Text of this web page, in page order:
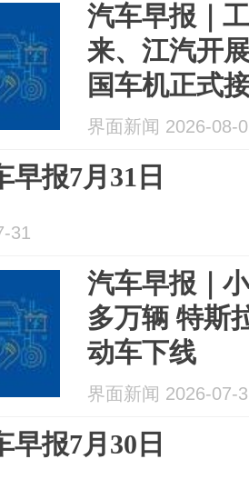
汽车早报｜
来、江汽开
国车机正式
界面新闻 2026-08-
早报7月31日
31
汽车早报｜
多万辆 特斯
动车下线
界面新闻 2026-07-
早报7月30日